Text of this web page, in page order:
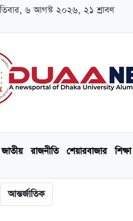
৬ আগস্ট ২০২৬, ২১ শ্রাবণ
জাতীয় রাজনীতি শেয়ারবাজার শিক্ষা
আন্তর্জাতিক